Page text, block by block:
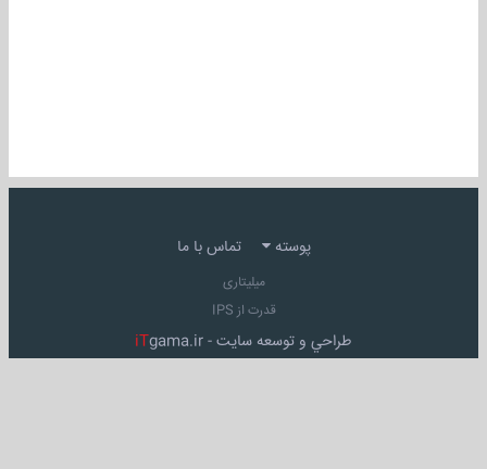
پوسته تماس با ما
میلیتاری
قدرت از IPS
طراحي و توسعه سايت - iTgama.ir